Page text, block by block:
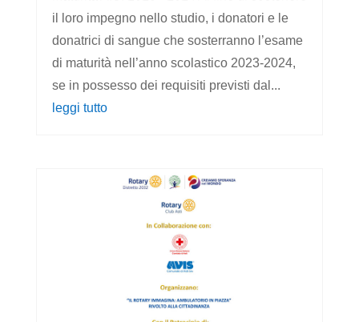
il loro impegno nello studio, i donatori e le
donatrici di sangue che sosterranno l’esame
di maturità nell’anno scolastico 2023-2024,
se in possesso dei requisiti previsti dal...
leggi tutto